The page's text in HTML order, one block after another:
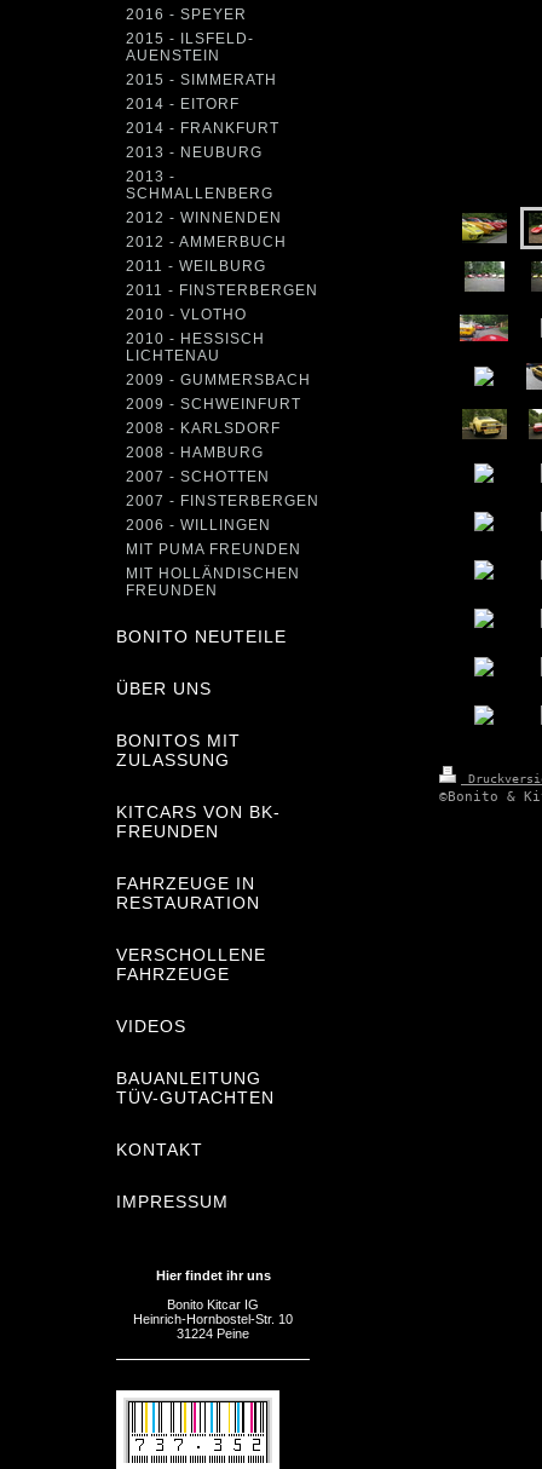
©Bonito &
2016 - SPEYER
2015 - ILSFELD-
AUENSTEIN
2015 - SIMMERATH
2014 - EITORF
2014 - FRANKFURT
2013 - NEUBURG
2013 -
SCHMALLENBERG
2012 - WINNENDEN
2012 - AMMERBUCH
2011 - WEILBURG
2011 - FINSTERBERGEN
2010 - VLOTHO
2010 - HESSISCH
LICHTENAU
2009 - GUMMERSBACH
2009 - SCHWEINFURT
2008 - KARLSDORF
2008 - HAMBURG
2007 - SCHOTTEN
2007 - FINSTERBERGEN
2006 - WILLINGEN
MIT PUMA FREUNDEN
MIT HOLLÄNDISCHEN
FREUNDEN
BONITO NEUTEILE
ÜBER UNS
BONITOS MIT
ZULASSUNG
KITCARS VON BK-
FREUNDEN
FAHRZEUGE IN
RESTAURATION
VERSCHOLLENE
FAHRZEUGE
VIDEOS
BAUANLEITUNG
TÜV-GUTACHTEN
KONTAKT
IMPRESSUM
Hier findet ihr uns
Bonito Kitcar IG
Heinrich-Hornbostel-Str. 10
31224 Peine